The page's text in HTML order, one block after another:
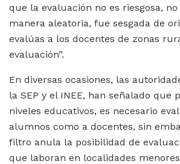
que la evaluación no es riesgosa, no
manera aleatoria, fue sesgada de
evalúas a los docentes de zonas
evaluación”.
En diversas ocasiones, las
la SEP y el INEE, han señalado que
niveles educativos, es necesario
alumnos como a docentes, sin
filtro anula la posibilidad de
que laboran en localidades